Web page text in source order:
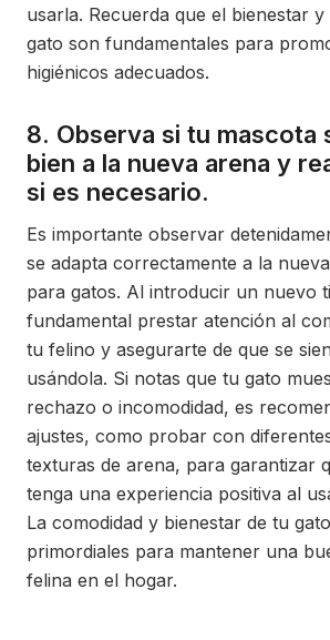
usarla. Recuerda que el bienestar
gato son fundamentales para
higiénicos adecuados.
8. Observa si tu mascota
bien a la nueva arena y
si es necesario.
Es importante observar
se adapta correctamente a la
para gatos. Al introducir un nuevo
fundamental prestar atención al
tu felino y asegurarte de que se
usándola. Si notas que tu gato
rechazo o incomodidad, es
ajustes, como probar con
texturas de arena, para garantizar
tenga una experiencia positiva al
La comodidad y bienestar de tu
primordiales para mantener una
felina en el hogar.